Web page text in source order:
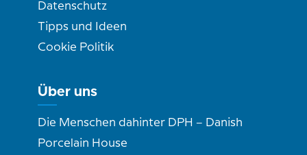
Datenschutz
Tipps und Ideen
Cookie Politik
Über uns
Die Menschen dahinter DPH – Danish
Porcelain House